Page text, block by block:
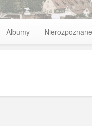
Albumy Nierozpoznane